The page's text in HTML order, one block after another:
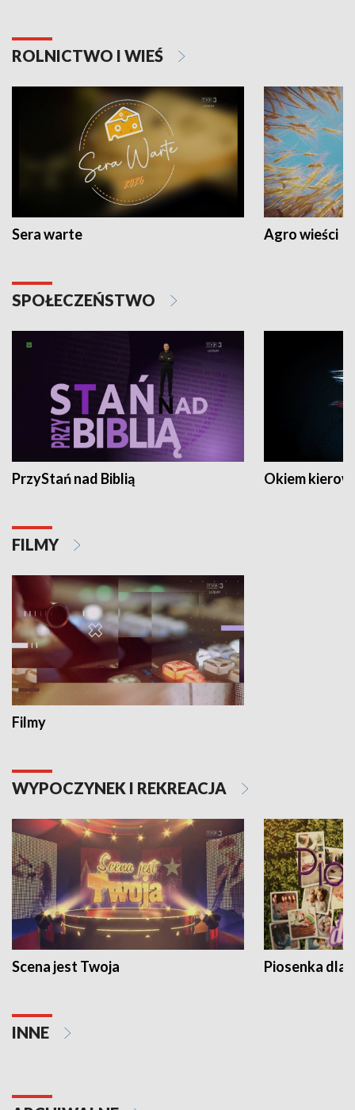
ROLNICTWO I WIEŚ
Sera warte Agro wieści
SPOŁECZEŃSTWO
PrzyStań nad Biblią Okiem
FILMY
Filmy
WYPOCZYNEK I REKREACJA
Scena jest Twoja Piosenka dla
INNE